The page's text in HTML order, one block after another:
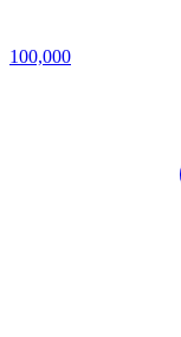
100,000